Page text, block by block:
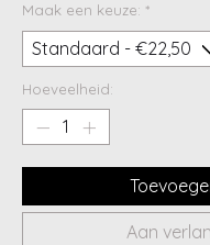
Maak een keuze: *
Hoeveelheid:
Aan